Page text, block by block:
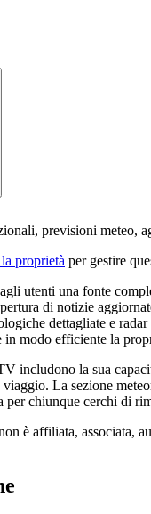
previsioni meteo,
proprietà per gestire
utenti una fonte
di notizie
dettagliate e
in modo efficiente la
includono la sua
La sezione
per chiunque cerchi di
è affiliata,